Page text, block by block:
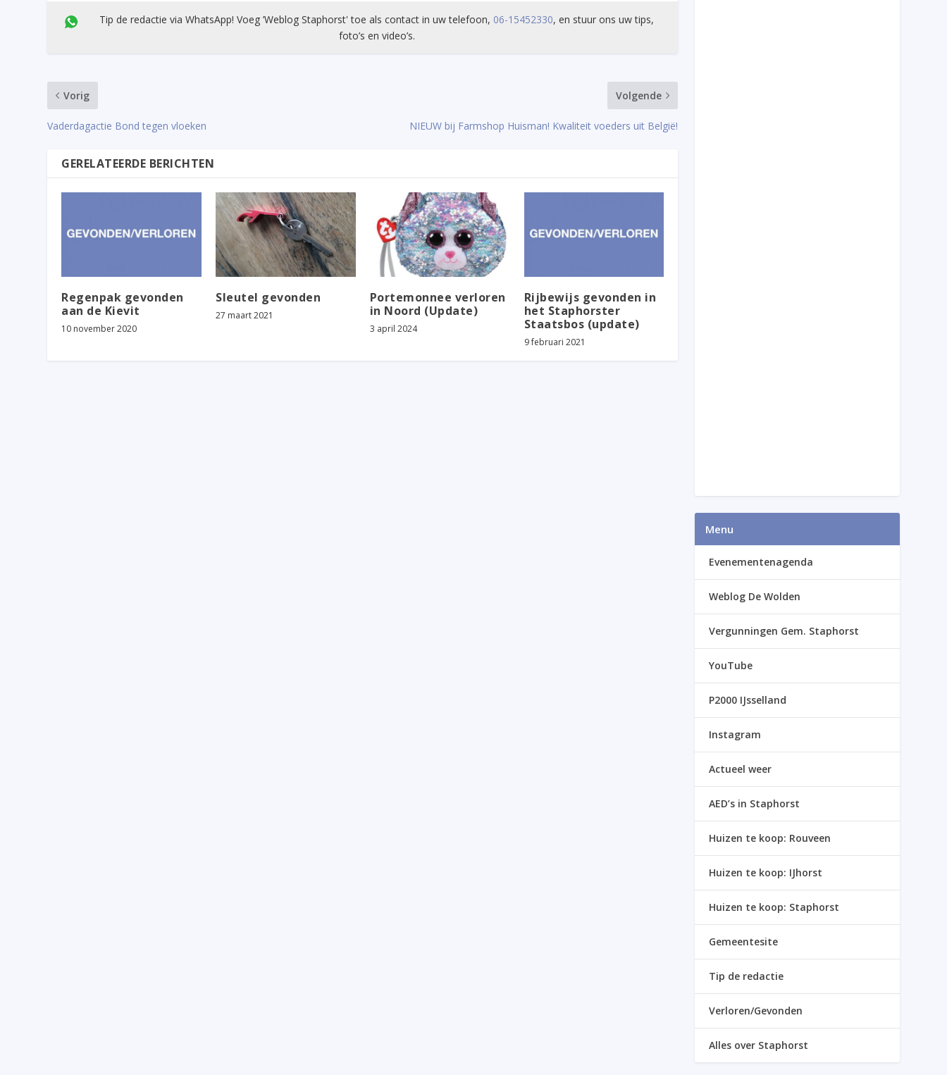
Tip de redactie via WhatsApp! Voeg ’Weblog Staphorst' toe als contact in uw telefoon, 06-15452330, en stuur ons uw tips,
foto’s en video’s.
Vorig
Vaderdagactie Bond tegen vloeken
Volgende
NIEUW bij Farmshop Huisman! Kwaliteit voeders uit België!
GERELATEERDE BERICHTEN
Regenpak gevonden
aan de Kievit
10 november 2020
Sleutel gevonden
27 maart 2021
Portemonnee verloren
in Noord (Update)
3 april 2024
Rijbewijs gevonden in
het Staphorster
Staatsbos (update)
9 februari 2021
Menu
Evenementenagenda
Weblog De Wolden
Vergunningen Gem. Staphorst
YouTube
P2000 IJsselland
Instagram
Actueel weer
AED’s in Staphorst
Huizen te koop: Rouveen
Huizen te koop: IJhorst
Huizen te koop: Staphorst
Gemeentesite
Tip de redactie
Verloren/Gevonden
Alles over Staphorst